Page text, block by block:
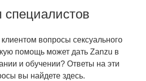
специалистов
клиентом вопросы сексуального
помощь может дать Zanzu в
и обучении? Ответы на эти
вы найдете здесь.